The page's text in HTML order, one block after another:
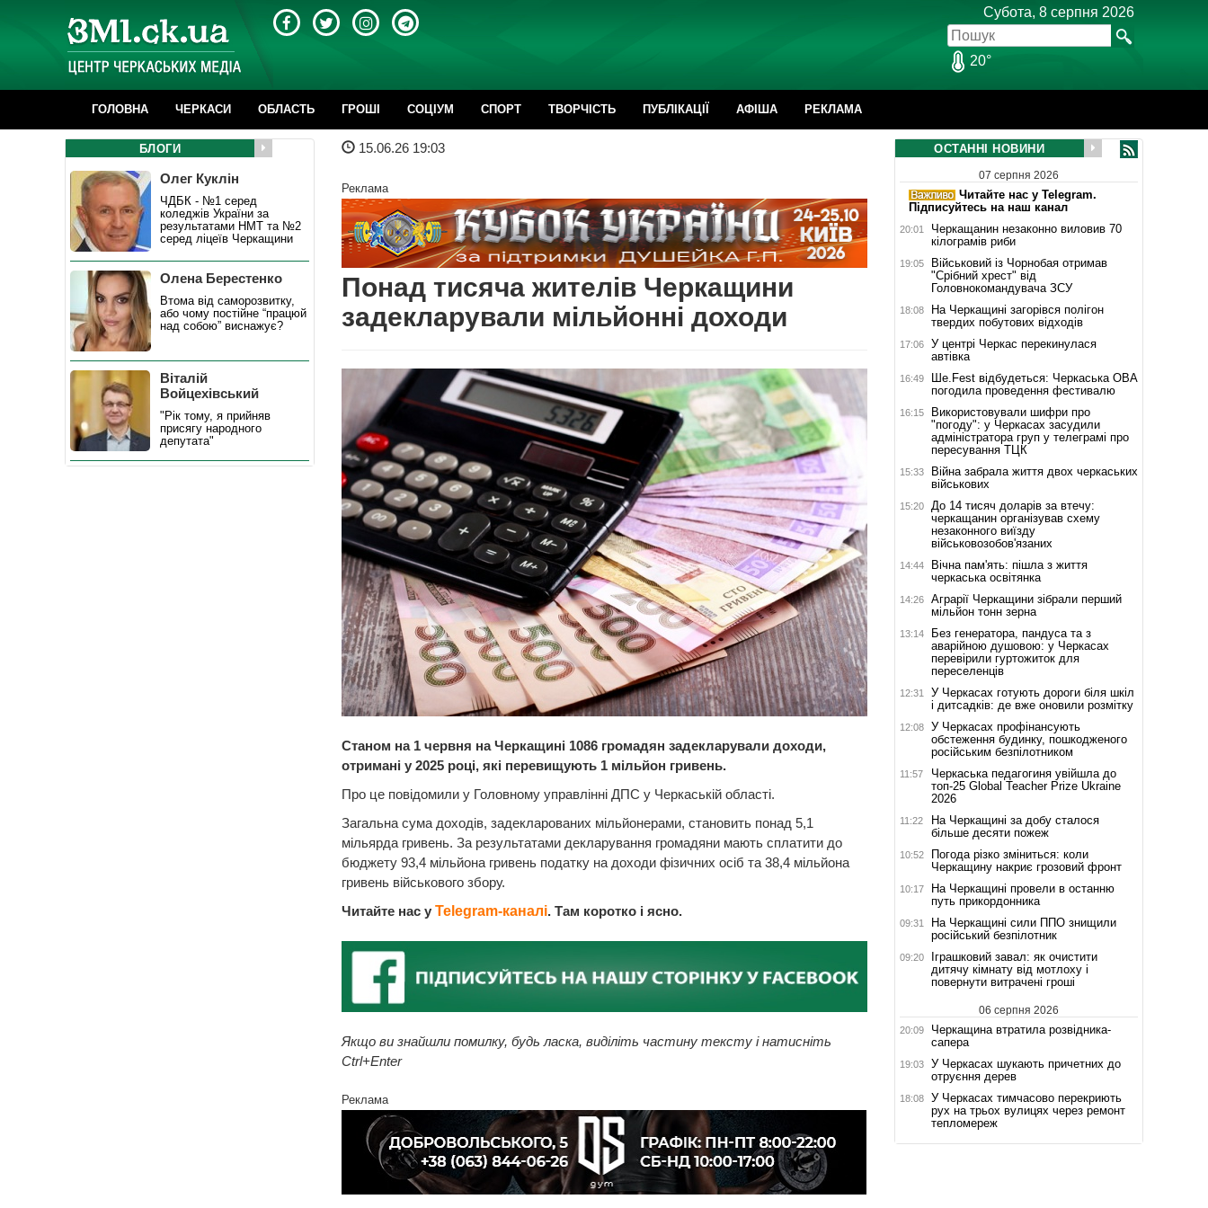
Субота, 8 серпня 2026
20°
ГОЛОВНА ЧЕРКАСИ ОБЛАСТЬ ГРОШІ CОЦІУМ СПОРТ ТВОРЧІСТЬ ПУБЛІКАЦІЇ АФІША РЕКЛАМА
15.06.26 19:03
Реклама
Понад тисяча жителів Черкащини
задекларували мільйонні доходи
Станом на 1 червня на Черкащині 1086 громадян задекларували доходи,
отримані у 2025 році, які перевищують 1 мільйон гривень.
Про це повідомили у Головному управлінні ДПС у Черкаській області.
Загальна сума доходів, задекларованих мільйонерами, становить понад 5,1
мільярда гривень. За результатами декларування громадяни мають сплатити до
бюджету 93,4 мільйона гривень податку на доходи фізичних осіб та 38,4 мільйона
гривень військового збору.
Читайте нас у Telegram-каналі. Там коротко і ясно.
Якщо ви знайшли помилку, будь ласка, виділіть частину тексту і натисніть
Ctrl+Enter
Реклама
БЛОГИ
Олег Куклін
ЧДБК - №1 серед
коледжів України за
результатами НМТ та №2
серед ліцеїв Черкащини
Олена Берестенко
Втома від саморозвитку,
або чому постійне “працюй
над собою” виснажує?
Віталій
Войцехівський
"Рік тому, я прийняв
присягу народного
депутата"
ОСТАННІ НОВИНИ
07 серпня 2026
Читайте нас у Telegram.
Підписуйтесь на наш канал
20:01
Черкащанин незаконно виловив 70
кілограмів риби
19:05
Військовий із Чорнобая отримав
"Срібний хрест" від
Головнокомандувача ЗСУ
18:08
На Черкащині загорівся полігон
твердих побутових відходів
17:06
У центрі Черкас перекинулася
автівка
16:49
Ше.Fest відбудеться: Черкаська ОВА
погодила проведення фестивалю
16:15
Використовували шифри про
"погоду": у Черкасах засудили
адміністратора груп у телеграмі про
пересування ТЦК
15:33
Війна забрала життя двох черкаських
військових
15:20
До 14 тисяч доларів за втечу:
черкащанин організував схему
незаконного виїзду
військовозобов'язаних
14:44
Вічна пам'ять: пішла з життя
черкаська освітянка
14:26
Аграрії Черкащини зібрали перший
мільйон тонн зерна
13:14
Без генератора, пандуса та з
аварійною душовою: у Черкасах
перевірили гуртожиток для
переселенців
12:31
У Черкасах готують дороги біля шкіл
і дитсадків: де вже оновили розмітку
12:08
У Черкасах профінансують
обстеження будинку, пошкодженого
російським безпілотником
11:57
Черкаська педагогиня увійшла до
топ-25 Global Teacher Prize Ukraine
2026
11:22
На Черкащині за добу сталося
більше десяти пожеж
10:52
Погода різко зміниться: коли
Черкащину накриє грозовий фронт
10:17
На Черкащині провели в останню
путь прикордонника
09:31
На Черкащині сили ППО знищили
російський безпілотник
09:20
Іграшковий завал: як очистити
дитячу кімнату від мотлоху і
повернути витрачені гроші
06 серпня 2026
20:09
Черкащина втратила розвідника-
сапера
19:03
У Черкасах шукають причетних до
отруєння дерев
18:08
У Черкасах тимчасово перекриють
рух на трьох вулицях через ремонт
тепломереж